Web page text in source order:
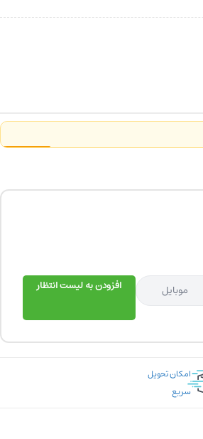
موبایل افزودن به لیست انتظار
امکان تحویل
سریع